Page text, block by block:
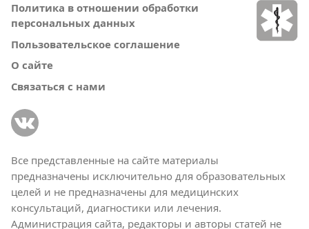
Политика в отношении обработки
персональных данных
Пользовательское соглашение
О сайте
Связаться с нами
Все представленные на сайте материалы
предназначены исключительно для образовательных
целей и не предназначены для медицинских
консультаций, диагностики или лечения.
Администрация сайта, редакторы и авторы статей не